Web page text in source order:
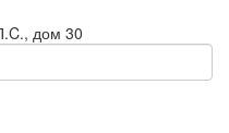
дом 30